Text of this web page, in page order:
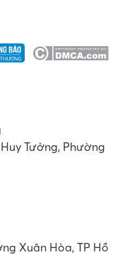
Tưởng, Phường
Xuân Hòa, TP Hồ